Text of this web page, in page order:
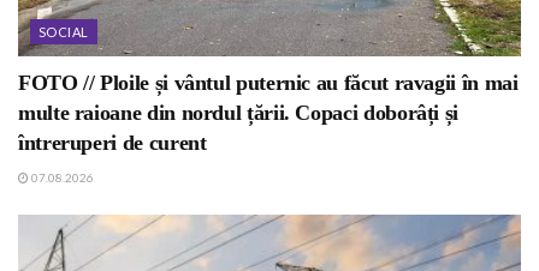
SOCIAL
FOTO // Ploile și vântul puternic au făcut ravagii în mai
multe raioane din nordul țării. Copaci doborâți și
întreruperi de curent
07.08.2026